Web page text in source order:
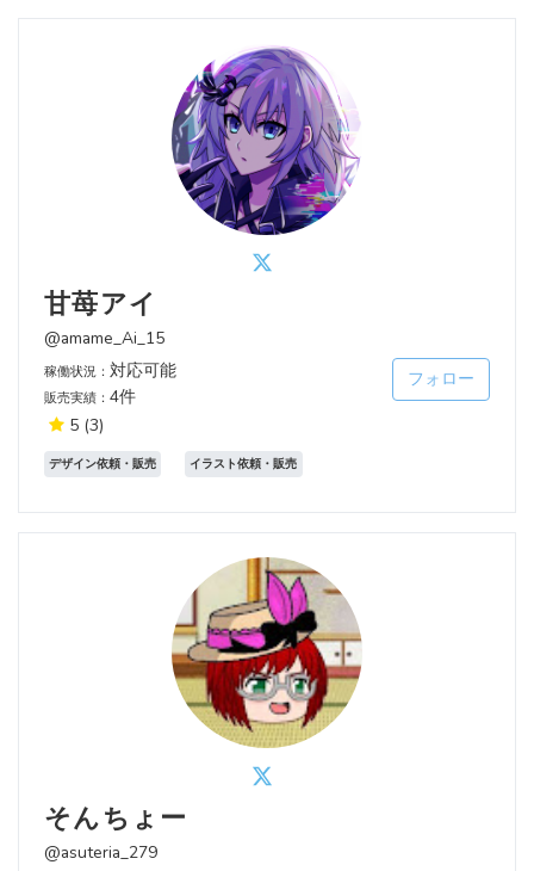
甘苺アイ
@amame_Ai_15
稼働状況： 対応可能
販売実績： 4件
5 (3)
フォロー
デザイン依頼・販売 イラスト依頼・販売
そんちょー
@asuteria_279